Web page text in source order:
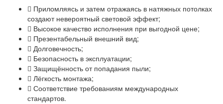
Приломляясь и затем отражаясь в натяжных потолках
создают невероятный световой эффект;
Высокое качество исполнения при выгодной цене;
Презентабельный внешний вид;
Долговечность;
Безопасность в эксплуатации;
Защищённость от попадания пыли;
Лёгкость монтажа;
Соответствие требованиям международных
стандартов.